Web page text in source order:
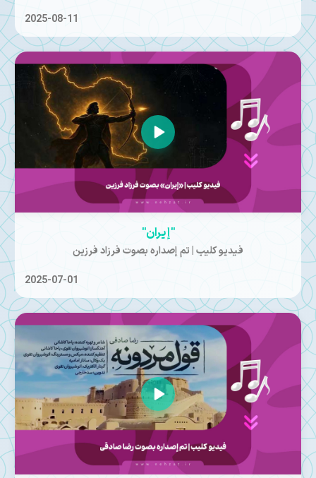
2025-08-11
"إيران"
فيديو كليب | تم إصداره بصوت فرزاد فرزین
2025-07-01